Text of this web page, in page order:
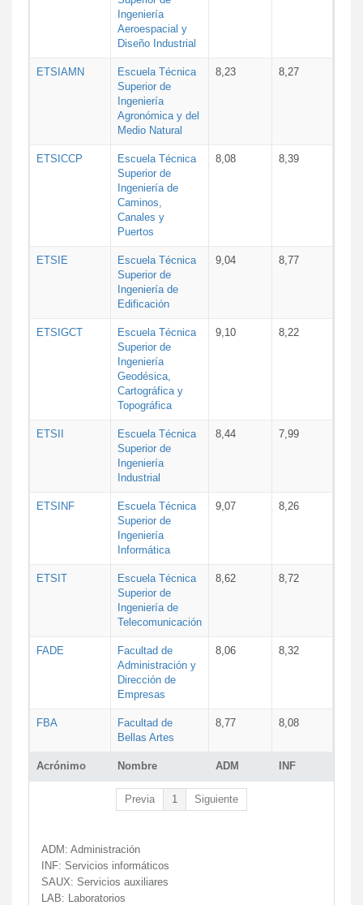
Acrónimo Nombre ADM INF
Ingeniería
Aeroespacial y
Diseño Industrial
ETSIAMN
Escuela Técnica
Superior de
Ingeniería
Agronómica y del
Medio Natural
8,23 8,27
ETSICCP
Escuela Técnica
Superior de
Ingeniería de
Caminos,
Canales y
Puertos
8,08 8,39
ETSIE
Escuela Técnica
Superior de
Ingeniería de
Edificación
9,04 8,77
ETSIGCT
Escuela Técnica
Superior de
Ingeniería
Geodésica,
Cartográfica y
Topográfica
9,10 8,22
ETSII
Escuela Técnica
Superior de
Ingeniería
Industrial
8,44 7,99
ETSINF
Escuela Técnica
Superior de
Ingeniería
Informática
9,07 8,26
ETSIT
Escuela Técnica
Superior de
Ingeniería de
Telecomunicación
8,62 8,72
FADE
Facultad de
Administración y
Dirección de
Empresas
8,06 8,32
FBA
Facultad de
Bellas Artes
8,77 8,08
Previa 1 Siguiente
ADM: Administración
INF: Servicios informáticos
SAUX: Servicios auxiliares
LAB: Laboratorios